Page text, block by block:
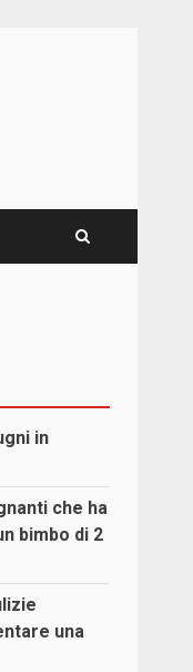
in
che ha
bimbo di 2
una